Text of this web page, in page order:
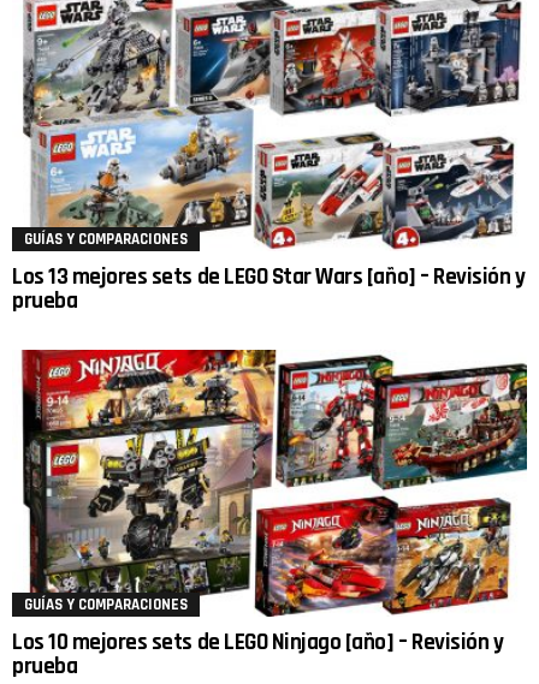
GUÍAS Y COMPARACIONES
Los 13 mejores sets de LEGO Star Wars [año] – Revisión y
prueba
GUÍAS Y COMPARACIONES
Los 10 mejores sets de LEGO Ninjago [año] – Revisión y
prueba